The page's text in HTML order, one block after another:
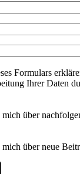
Formulars
Ihrer Daten
über
über neue